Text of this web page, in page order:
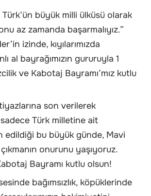
büyük milli ülküsü olarak
az zamanda başarmalıyız.”
izinde, kıyılarımızda
al bayrağımızın gururuyla 1
ve Kabotaj Bayramı’mız kutlu
son verilerek
Türk milletine ait
edildiği bu büyük günde, Mavi
onurunu yaşıyoruz.
Bayramı kutlu olsun!
bağımsızlık, köpüklerinde